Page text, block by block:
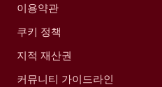
이용약관
쿠키 정책
지적 재산권
커뮤니티 가이드라인